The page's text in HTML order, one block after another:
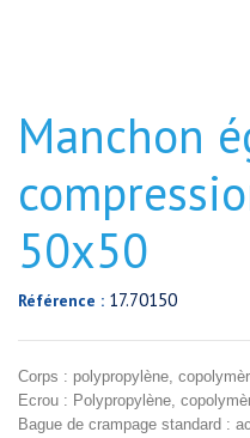
Manchon
50x50
Référence : 17.70150
Corps : polypropylène,
Ecrou : Polypropylène,
Bague de crampage standard :